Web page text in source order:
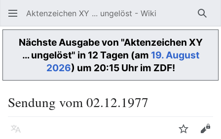
Aktenzeichen XY ... ungelöst - Wiki
Nächste Ausgabe von "Aktenzeichen XY
… ungelöst" in 12 Tagen (am 19. August
2026) um 20:15 Uhr im ZDF!
Sendung vom 02.12.1977
Sprache